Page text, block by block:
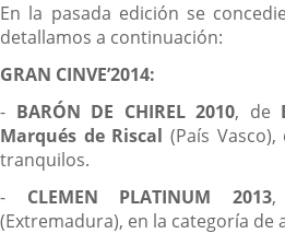
En la pasada edición se
detallamos a continuación:
GRAN CINVE’2014:
- BARÓN DE CHIREL 2010, de
Marqués de Riscal (País
tranquilos.
- CLEMEN PLATINUM 2013,
(Extremadura), en la categoría de